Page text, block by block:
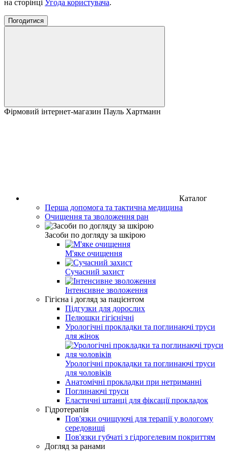
на сторінці Угода користувача.
Погодитися
Фірмовий інтернет-магазин Пауль Хартманн
Каталог
Перша допомога та тактична медицина
Очищення та зволоження ран
Засоби по догляду за шкірою
М'яке очищення
Сучасний захист
Інтенсивне зволоження
Гігієна і догляд за пацієнтом
Підгузки для дорослих
Пелюшки гігієнічні
Урологічні прокладки та поглинаючі труси
для жінок
Урологічні прокладки та поглинаючі труси
для чоловіків
Анатомічні прокладки при нетриманні
Поглинаючі труси
Еластичні штанці для фіксації прокладок
Гідротерапія
Пов'язки очищуючі для терапії у вологому
середовищі
Пов'язки губчаті з гідрогелевим покриттям
Догляд за ранами